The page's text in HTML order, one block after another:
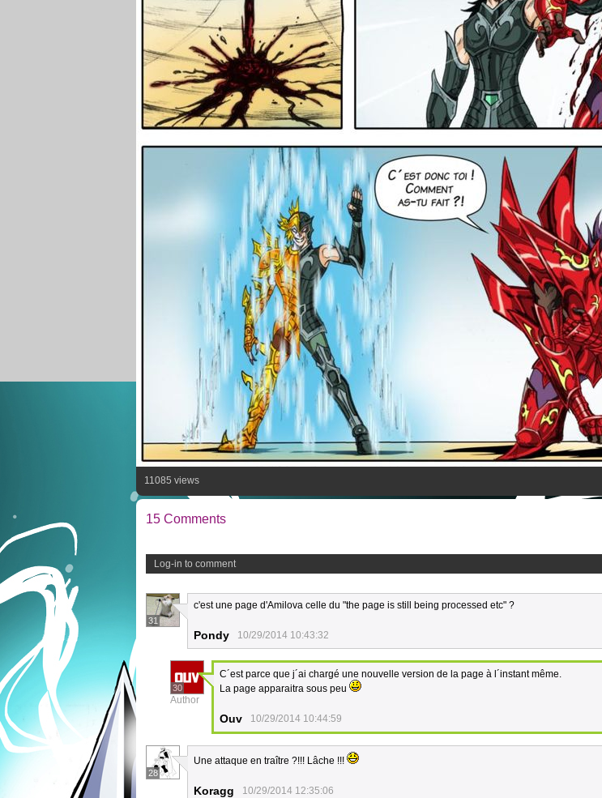
11085 views
15 Comments
Log-in to comment
31
c'est une page d'Amilova celle du "the page is still being processed etc" ?
Pondy 10/29/2014 10:43:32
30
Author
C´est parce que j´ai chargé une nouvelle version de la page à l´instant même.
La page apparaitra sous peu
Ouv 10/29/2014 10:44:59
28
Une attaque en traître ?!!! Lâche !!!
Koragg 10/29/2014 12:35:06